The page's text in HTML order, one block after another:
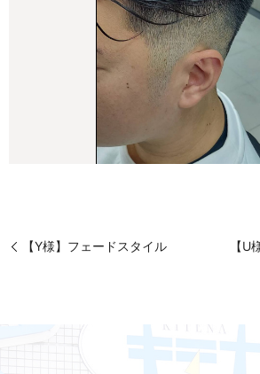
【Y様】フェードスタイル 【